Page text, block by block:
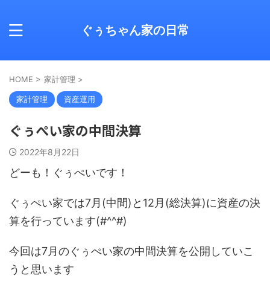
ぐぅちゃん家の日常
HOME > 家計管理 >
家計管理 資産運用
ぐぅぺい家の中間決算
2022年8月22日
どーも！ぐぅぺいです！
ぐぅぺい家では7月(中間)と12月(総決算)に資産の決
算を行っています(#^^#)
今回は7月のぐぅぺい家の中間決算を公開していこ
うと思います